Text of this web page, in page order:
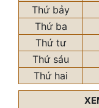
Thứ bảy
Thứ ba
Thứ tư
Thứ sáu
Thứ hai